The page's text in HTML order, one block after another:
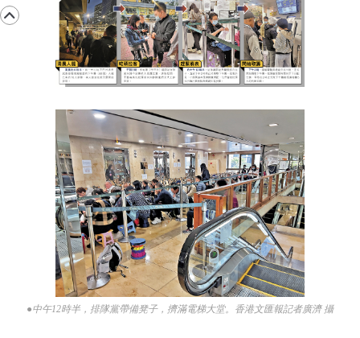
●中午12時半，排隊黨帶備凳子，擠滿電梯大堂。香港文匯報記者廣濟 攝